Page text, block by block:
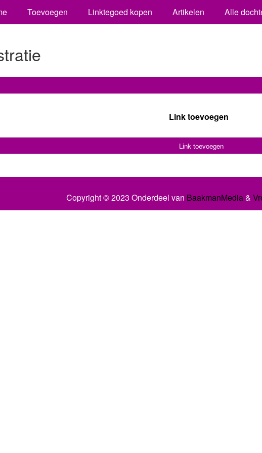
Toevoegen Linktegoed kopen Artikelen Alle
Link toevoegen
Link toevoegen
Copyright © 2023 Onderdeel van BaakmanMedia&